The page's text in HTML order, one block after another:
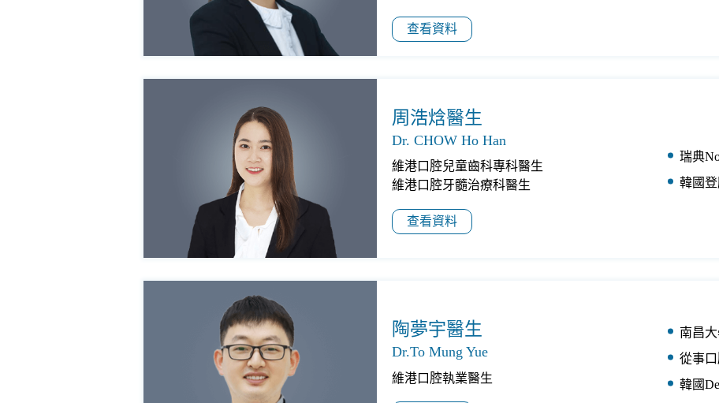
查看資料
周浩焓醫生
Dr. CHOW Ho Han
維港口腔兒童齒科專科醫生
維港口腔牙髓治療科醫生
查看資料
瑞典
韓國
陶夢宇醫生
Dr.To Mung Yue
維港口腔執業醫生
南昌
從事
韓國